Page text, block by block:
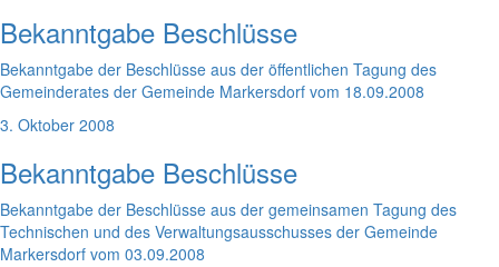
Bekanntgabe Beschlüsse
Bekanntgabe der Beschlüsse aus der öffentlichen Tagung des
Gemeinderates der Gemeinde Markersdorf vom 18.09.2008
3. Oktober 2008
Bekanntgabe Beschlüsse
Bekanntgabe der Beschlüsse aus der gemeinsamen Tagung des
Technischen und des Verwaltungsausschusses der Gemeinde
Markersdorf vom 03.09.2008